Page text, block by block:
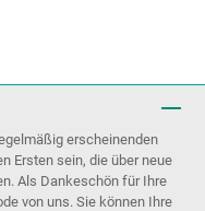
erscheinenden
Ersten sein, die über neue
Als Dankeschön für Ihre
von uns. Sie können Ihre